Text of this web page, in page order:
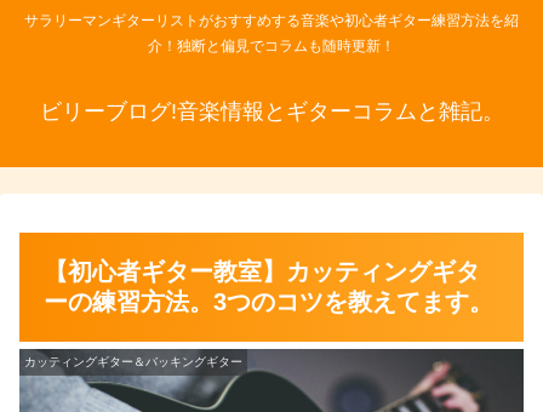
サラリーマンギターリストがおすすめする音楽や初心者ギター練習方法を紹
介！独断と偏見でコラムも随時更新！
ビリーブログ!音楽情報とギターコラムと雑記。
【初心者ギター教室】カッティングギタ
ーの練習方法。3つのコツを教えてます。
カッティングギター＆バッキングギター